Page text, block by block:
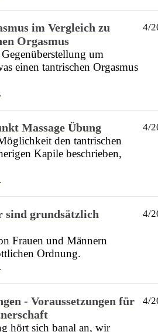
im Vergleich zu
Orgasmus
um
einen tantrischen Orgasmus
4/
Massage Übung
den tantrischen
Kapile beschrieben,
4/
sind grundsätzlich
Frauen und Männern
Ordnung.
4/
- Voraussetzungen für
hört sich banal an, wir
4/